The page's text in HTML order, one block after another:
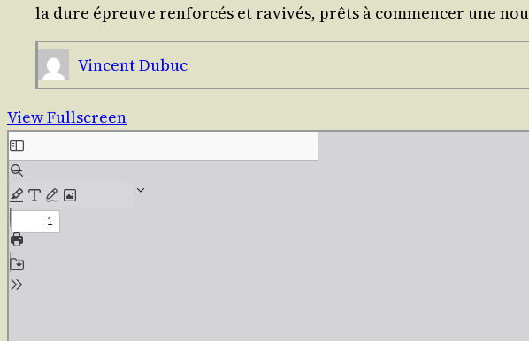
la dure épreuve ren­for­cés et ravi­vés, prêts à com­men­cer une
Vincent Dubuc
View Fullscreen